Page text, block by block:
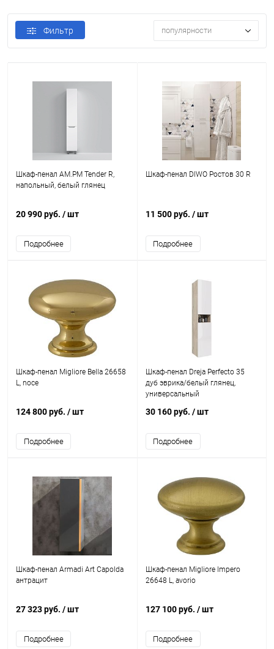
Фильтр популярности
Шкаф-пенал AM.PM Tender R,
напольный, белый глянец
20 990 руб. / шт
Подробнее
Шкаф-пенал DIWO Ростов 30 R
11 500 руб. / шт
Подробнее
Шкаф-пенал Migliore Bella 26658
L, noce
124 800 руб. / шт
Подробнее
Шкаф-пенал Dreja Perfecto 35
дуб эврика/белый глянец,
универсальный
30 160 руб. / шт
Подробнее
Шкаф-пенал Armadi Art Capolda
антрацит
27 323 руб. / шт
Подробнее
Шкаф-пенал Migliore Impero
26648 L, avorio
127 100 руб. / шт
Подробнее